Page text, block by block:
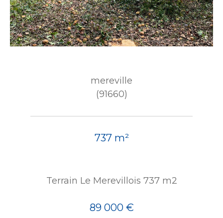
mereville
(91660)
737 m²
Terrain Le Merevillois 737 m2
89 000 €